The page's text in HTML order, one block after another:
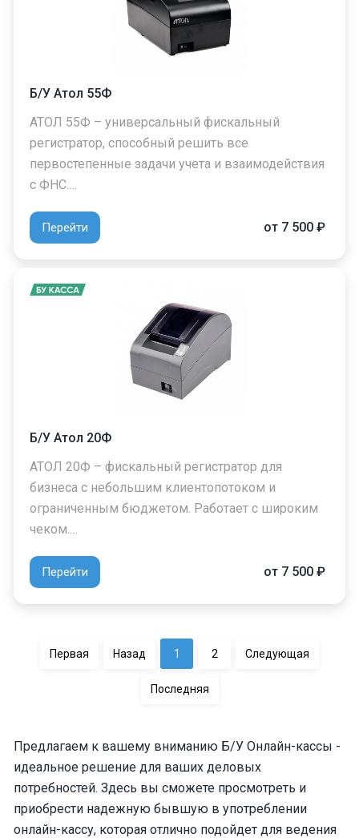
Б/У Атол 55Ф
АТОЛ 55Ф – универсальный фискальный
регистратор, способный решить все
первостепенные задачи учета и взаимодействия
с ФНС.…
Перейти от 7 500 ₽
Б/У Атол 20Ф
АТОЛ 20Ф – фискальный регистратор для
бизнеса с небольшим клиентопотоком и
ограниченным бюджетом. Работает с широким
чеком.…
Перейти от 7 500 ₽
Первая Назад 1 2 Следующая
Последняя
Предлагаем к вашему вниманию Б/У Онлайн-кассы -
идеальное решение для ваших деловых
потребностей. Здесь вы сможете просмотреть и
приобрести надежную бывшую в употреблении
онлайн-кассу, которая отлично подойдет для ведения